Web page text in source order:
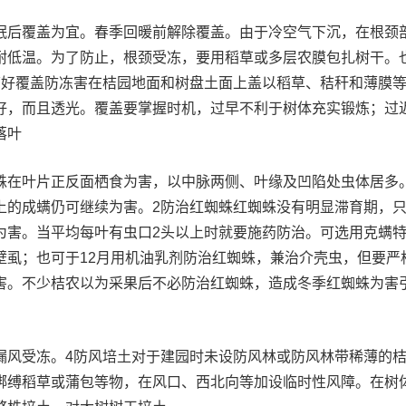
后覆盖为宜。春季回暖前解除覆盖。由于冷空气下沉，在根颈
低温。为了防止，根颈受冻，要用稻草或多层农膜包扎树干。
覆盖防冻害在桔园地面和树盘土面上盖以稻草、秸秆和薄膜
，而且透光。覆盖要掌握时机，过早不利于树体充实锻炼；过
叶
在叶片正反面栖食为害，以中脉两侧、叶缘及凹陷处虫体居多
的成螨仍可继续为害。2防治红蜘蛛红蜘蛛没有明显滞育期，
害。当平均每叶有虫口2头以上时就要施药防治。可选用克螨
虱；也可于12月用机油乳剂防治红蜘蛛，兼治介壳虫，但要严
。不少桔农以为采果后不必防治红蜘蛛，造成冬季红蜘蛛为害
风受冻。4防风培土对于建园时未设防风林或防风林带稀薄的
缚稻草或蒲包等物，在风口、西北向等加设临时性风障。在树